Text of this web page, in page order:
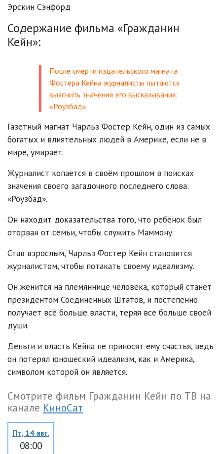
Эрскин Сэнфорд
Содержание фильма «Гражданин
Кейн»:
После смерти издательского магната
Фостера Кейна журналисты пытаются
выяснить значение его высказывания:
«Роузбад»…
Газетный магнат Чарльз Фостер Кейн, один из самых
богатых и влиятельных людей в Америке, если не в
мире, умирает.
Журналист копается в своём прошлом в поисках
значения своего загадочного последнего слова:
«Роузбад».
Он находит доказательства того, что ребёнок был
оторван от семьи, чтобы служить Маммону.
Став взрослым, Чарльз Фостер Кейн становится
журналистом, чтобы потакать своему идеализму.
Он женится на племяннице человека, который станет
президентом Соединенных Штатов, и постепенно
получает всё больше власти, теряя всё больше своей
души.
Деньги и власть Кейна не приносят ему счастья, ведь
он потерял юношеский идеализм, как и Америка,
символом которой он является.
Смотрите фильм Гражданин Кейн по ТВ на
канале КиноСат
Пт, 14 авг.
08:00